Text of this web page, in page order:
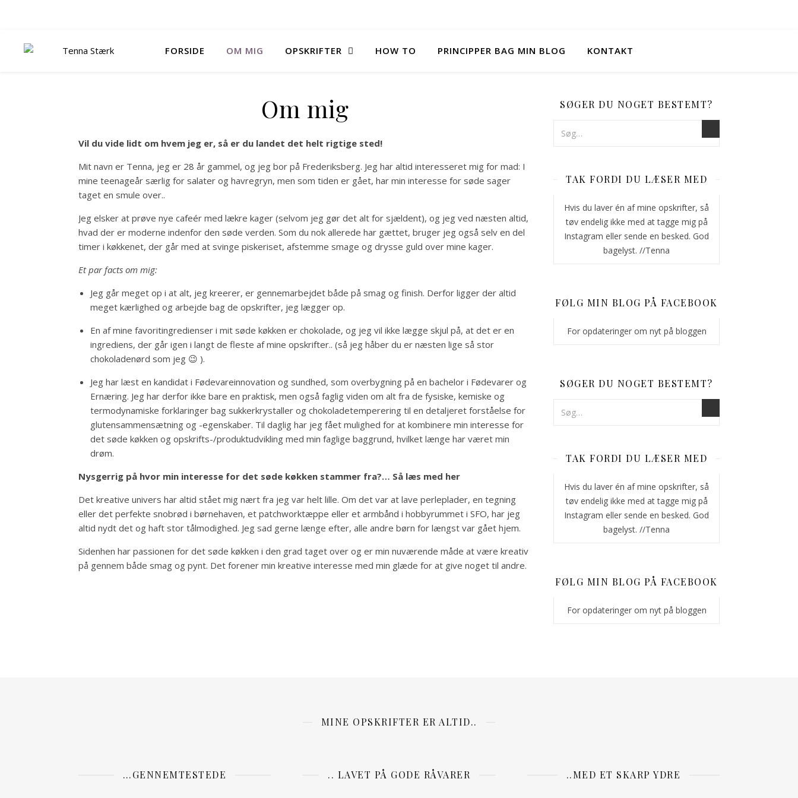
FORSIDE OM MIG OPSKRIFTER HOW TO PRINCIPPER BAG MIN BLOG KONTAKT
Om mig
Vil du vide lidt om hvem jeg er, så er du landet det helt rigtige sted!
Mit navn er Tenna, jeg er 28 år gammel, og jeg bor på Frederiksberg. Jeg har altid interesseret mig for mad: I
mine teenageår særlig for salater og havregryn, men som tiden er gået, har min interesse for søde sager
taget en smule over..
Jeg elsker at prøve nye cafeér med lækre kager (selvom jeg gør det alt for sjældent), og jeg ved næsten altid,
hvad der er moderne indenfor den søde verden. Som du nok allerede har gættet, bruger jeg også selv en del
timer i køkkenet, der går med at svinge piskeriset, afstemme smage og drysse guld over mine kager.
Et par facts om mig:
Jeg går meget op i at alt, jeg kreerer, er gennemarbejdet både på smag og finish. Derfor ligger der altid
meget kærlighed og arbejde bag de opskrifter, jeg lægger op.
En af mine favoritingredienser i mit søde køkken er chokolade, og jeg vil ikke lægge skjul på, at det er en
ingrediens, der går igen i langt de fleste af mine opskrifter.. (så jeg håber du er næsten lige så stor
chokoladenørd som jeg 😉 ).
Jeg har læst en kandidat i Fødevareinnovation og sundhed, som overbygning på en bachelor i Fødevarer og
Ernæring. Jeg har derfor ikke bare en praktisk, men også faglig viden om alt fra de fysiske, kemiske og
termodynamiske forklaringer bag sukkerkrystaller og chokoladetemperering til en detaljeret forståelse for
glutensammensætning og -egenskaber. Til daglig har jeg fået mulighed for at kombinere min interesse for
det søde køkken og opskrifts-/produktudvikling med min faglige baggrund, hvilket længe har været min
drøm.
Nysgerrig på hvor min interesse for det søde køkken stammer fra?… Så læs med her
Det kreative univers har altid stået mig nært fra jeg var helt lille. Om det var at lave perleplader, en tegning
eller det perfekte snobrød i børnehaven, et patchworktæppe eller et armbånd i hobbyrummet i SFO, har jeg
altid nydt det og haft stor tålmodighed. Jeg sad gerne længe efter, alle andre børn for længst var gået hjem.
Sidenhen har passionen for det søde køkken i den grad taget over og er min nuværende måde at være kreativ
på gennem både smag og pynt. Det forener min kreative interesse med min glæde for at give noget til andre.
SØGER DU NOGET BESTEMT?
TAK FORDI DU LÆSER MED
Hvis du laver én af mine opskrifter, så
tøv endelig ikke med at tagge mig på
Instagram eller sende en besked. God
bagelyst. //Tenna
FØLG MIN BLOG PÅ FACEBOOK
For opdateringer om nyt på bloggen
SØGER DU NOGET BESTEMT?
TAK FORDI DU LÆSER MED
Hvis du laver én af mine opskrifter, så
tøv endelig ikke med at tagge mig på
Instagram eller sende en besked. God
bagelyst. //Tenna
FØLG MIN BLOG PÅ FACEBOOK
For opdateringer om nyt på bloggen
MINE OPSKRIFTER ER ALTID..
…GENNEMTESTEDE .. LAVET PÅ GODE RÅVARER ..MED ET SKARP YDRE